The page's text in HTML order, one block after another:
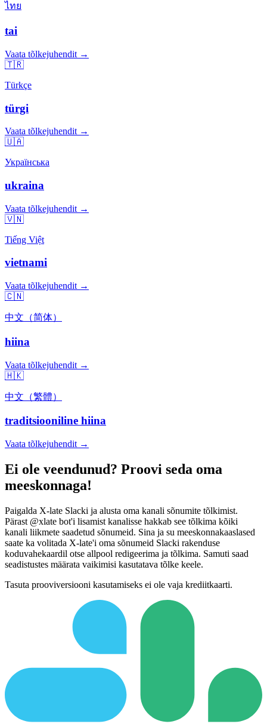
ไทย
tai
Vaata tõlkejuhendit →
🇹🇷
Türkçe
türgi
Vaata tõlkejuhendit →
🇺🇦
Українська
ukraina
Vaata tõlkejuhendit →
🇻🇳
Tiếng Việt
vietnami
Vaata tõlkejuhendit →
🇨🇳
中文（简体）
hiina
Vaata tõlkejuhendit →
🇭🇰
中文（繁體）
traditsiooniline hiina
Vaata tõlkejuhendit →
Ei ole veendunud? Proovi seda oma
meeskonnaga!
Paigalda X-late Slacki ja alusta oma kanali sõnumite tõlkimist.
Pärast @xlate bot'i lisamist kanalisse hakkab see tõlkima kõiki
kanali liikmete saadetud sõnumeid. Sina ja su meeskonnakaaslased
saate ka volitada X-late'i oma sõnumeid Slacki rakenduse
koduvahekaardil otse allpool redigeerima ja tõlkima. Samuti saad
seadistustes määrata vaikimisi kasutatava tõlke keele.
Tasuta prooviversiooni kasutamiseks ei ole vaja krediitkaarti.